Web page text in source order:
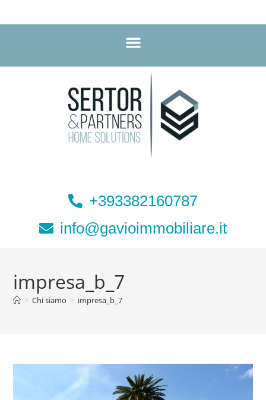
+393382160787
info@gavioimmobiliare.it
impresa_b_7
> Chi siamo > impresa_b_7